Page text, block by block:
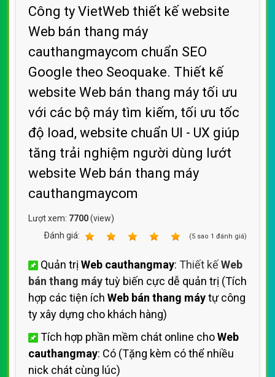
Công ty VietWeb thiết kế website
Web bán thang máy
cauthangmaycom chuẩn SEO
Google theo Seoquake. Thiết kế
website Web bán thang máy tối ưu
với các bộ máy tìm kiếm, tối ưu tốc
độ load, website chuẩn UI - UX giúp
tăng trải nghiệm người dùng lướt
website Web bán thang máy
cauthangmaycom
Lượt xem: 7700(view)
Ðánh giá:
(5 sao 1 đánh giá)
Quản trị Web cauthangmay: Thiết kếWeb
bán thang máytuỳ biến cực dễ quản trị (Tích
hợp các tiện ích Web bán thang máytự công
ty xây dựng cho khách hàng)
Tích hợp phần mềm chát online choWeb
cauthangmay: Có (Tặng kèm có thể nhiều
nick chát cùng lúc)